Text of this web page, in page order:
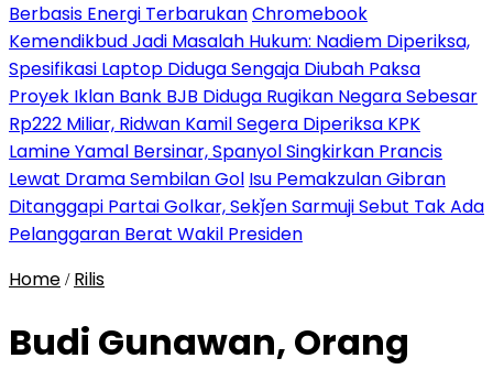
Berbasis Energi TerbarukanChromebook
Kemendikbud Jadi Masalah Hukum: Nadiem Diperiksa,
Spesifikasi Laptop Diduga Sengaja Diubah Paksa
Proyek Iklan Bank BJB Diduga Rugikan Negara Sebesar
Rp222 Miliar, Ridwan Kamil Segera Diperiksa KPK
Lamine Yamal Bersinar, Spanyol Singkirkan Prancis
Lewat Drama Sembilan Gol Isu Pemakzulan Gibran
Ditanggapi Partai Golkar, Sekǰen Sarmuji Sebut Tak Ada
Pelanggaran Berat Wakil Presiden
Home / Rilis
Budi Gunawan, Orang